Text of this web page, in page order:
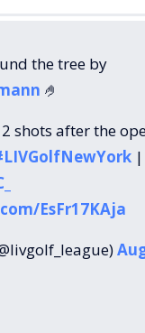
the tree by
🤌
shots after the
|
EsFr17KAja